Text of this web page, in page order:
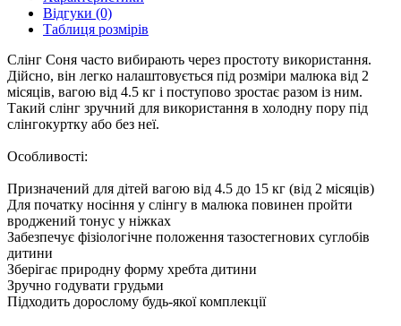
Відгуки (0)
Таблиця розмірів
Слінг Соня часто вибирають через простоту використання.
Дійсно, він легко налаштовується під розміри малюка від 2
місяців, вагою від 4.5 кг і поступово зростає разом із ним.
Такий слінг зручний для використання в холодну пору під
слінгокуртку або без неї.
Особливості:
Призначений для дітей вагою від 4.5 до 15 кг (від 2 місяців)
Для початку носіння у слінгу в малюка повинен пройти
вроджений тонус у ніжках
Забезпечує фізіологічне положення тазостегнових суглобів
дитини
Зберігає природну форму хребта дитини
Зручно годувати грудьми
Підходить дорослому будь-якої комплекції